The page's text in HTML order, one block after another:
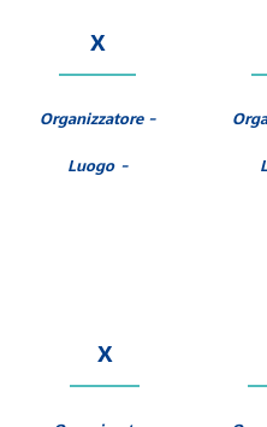
X
Organizzatore -
Luogo -
X